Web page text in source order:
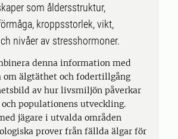
som åldersstruktur,
kroppsstorlek, vikt,
nivåer av stresshormoner.
denna information med
älgtäthet och fodertillgång
av hur livsmiljön påverkar
och populationens utveckling.
jägare i utvalda områden
prover från fällda älgar för